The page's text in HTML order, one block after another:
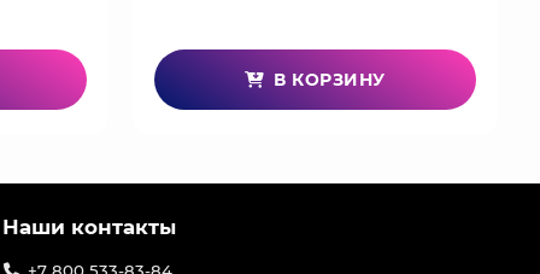
В КОРЗИНУ
Наши контакты